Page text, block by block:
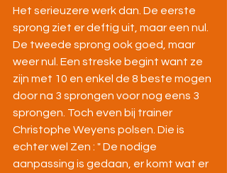
Het serieuzere werk dan. De eerste
sprong ziet er deftig uit, maar een nul.
De tweede sprong ook goed, maar
weer nul. Een streske begint want ze
zijn met 10 en enkel de 8 beste mogen
door na 3 sprongen voor nog eens 3
sprongen. Toch even bij trainer
Christophe Weyens polsen. Die is
echter wel Zen : " De nodige
aanpassing is gedaan, er komt wat er